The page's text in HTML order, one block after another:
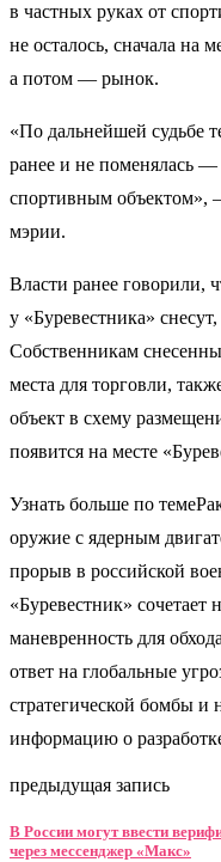
в частных руках от
не осталось, сначала на
а потом — рынок.
«По дальнейшей судьбе
ранее и не поменялась —
спортивным объектом»,
мэрии.
Власти ранее говорили,
у «Буревестника»
Собственникам
места для торговли,
объект в схему
появится на месте
Узнать больше по
оружие с ядерным
прорыв в российской
«Буревестник» сочетает
маневренность для
ответ на глобальные
стратегической бомбы
информацию о
предыдущая запись
В России могут ввести
через мессенджер «Макс»